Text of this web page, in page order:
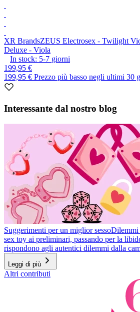
XR BrandsZEUS Electrosex - Twilight
Deluxe - Viola
In stock: 5-7 giorni
199,95 €
199,95 € Prezzo più basso negli ultimi 30
1
2
Interessante dal nostro blog
Suggerimenti per un miglior sessoDilemmi
sex toy ai preliminari, passando per la
rispondono agli autentici dilemmi dalla
Leggi di più
Item
Altri contributi